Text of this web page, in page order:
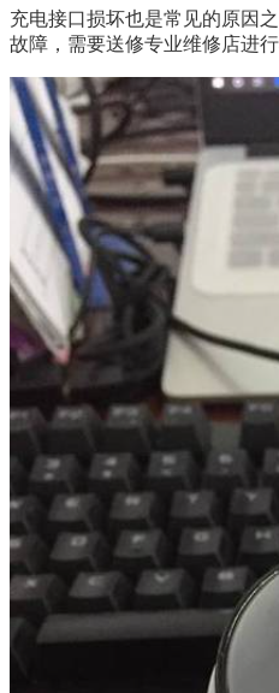
充电接口损坏也是常见的原因
故障，需要送修专业维修店进行